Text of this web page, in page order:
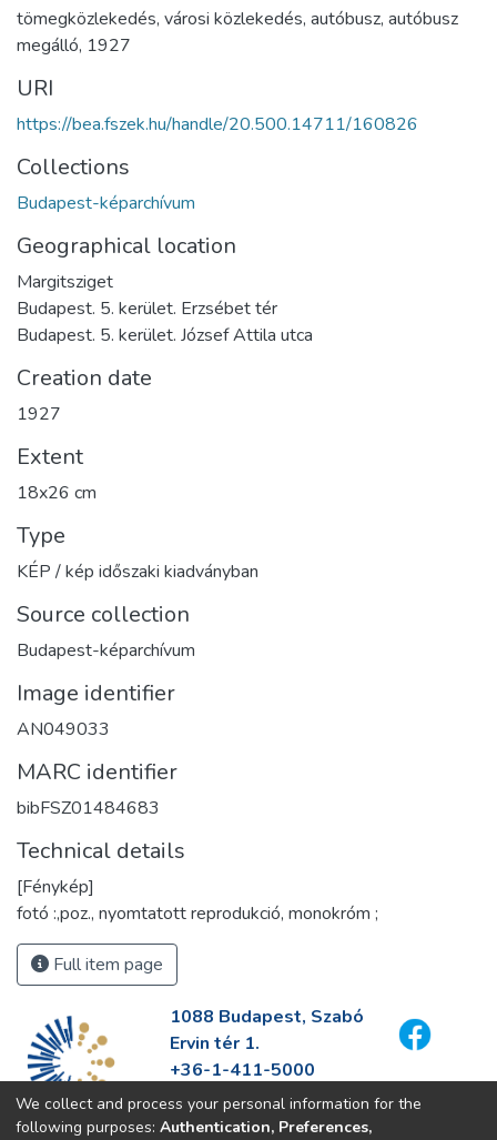
tömegközlekedés, városi közlekedés, autóbusz, autóbusz
megálló, 1927
URI
https://bea.fszek.hu/handle/20.500.14711/160826
Collections
Budapest-képarchívum
Geographical location
Margitsziget
Budapest. 5. kerület. Erzsébet tér
Budapest. 5. kerület. József Attila utca
Creation date
1927
Extent
18x26 cm
Type
KÉP / kép időszaki kiadványban
Source collection
Budapest-képarchívum
Image identifier
AN049033
MARC identifier
bibFSZ01484683
Technical details
[Fénykép]
fotó :,poz., nyomtatott reprodukció, monokróm ;
Full item page
1088 Budapest, Szabó
Ervin tér 1.
+36-1-411-5000
info@fszek.hu
https://fszek.hu
We collect and process your personal information for the
following purposes: Authentication, Preferences,